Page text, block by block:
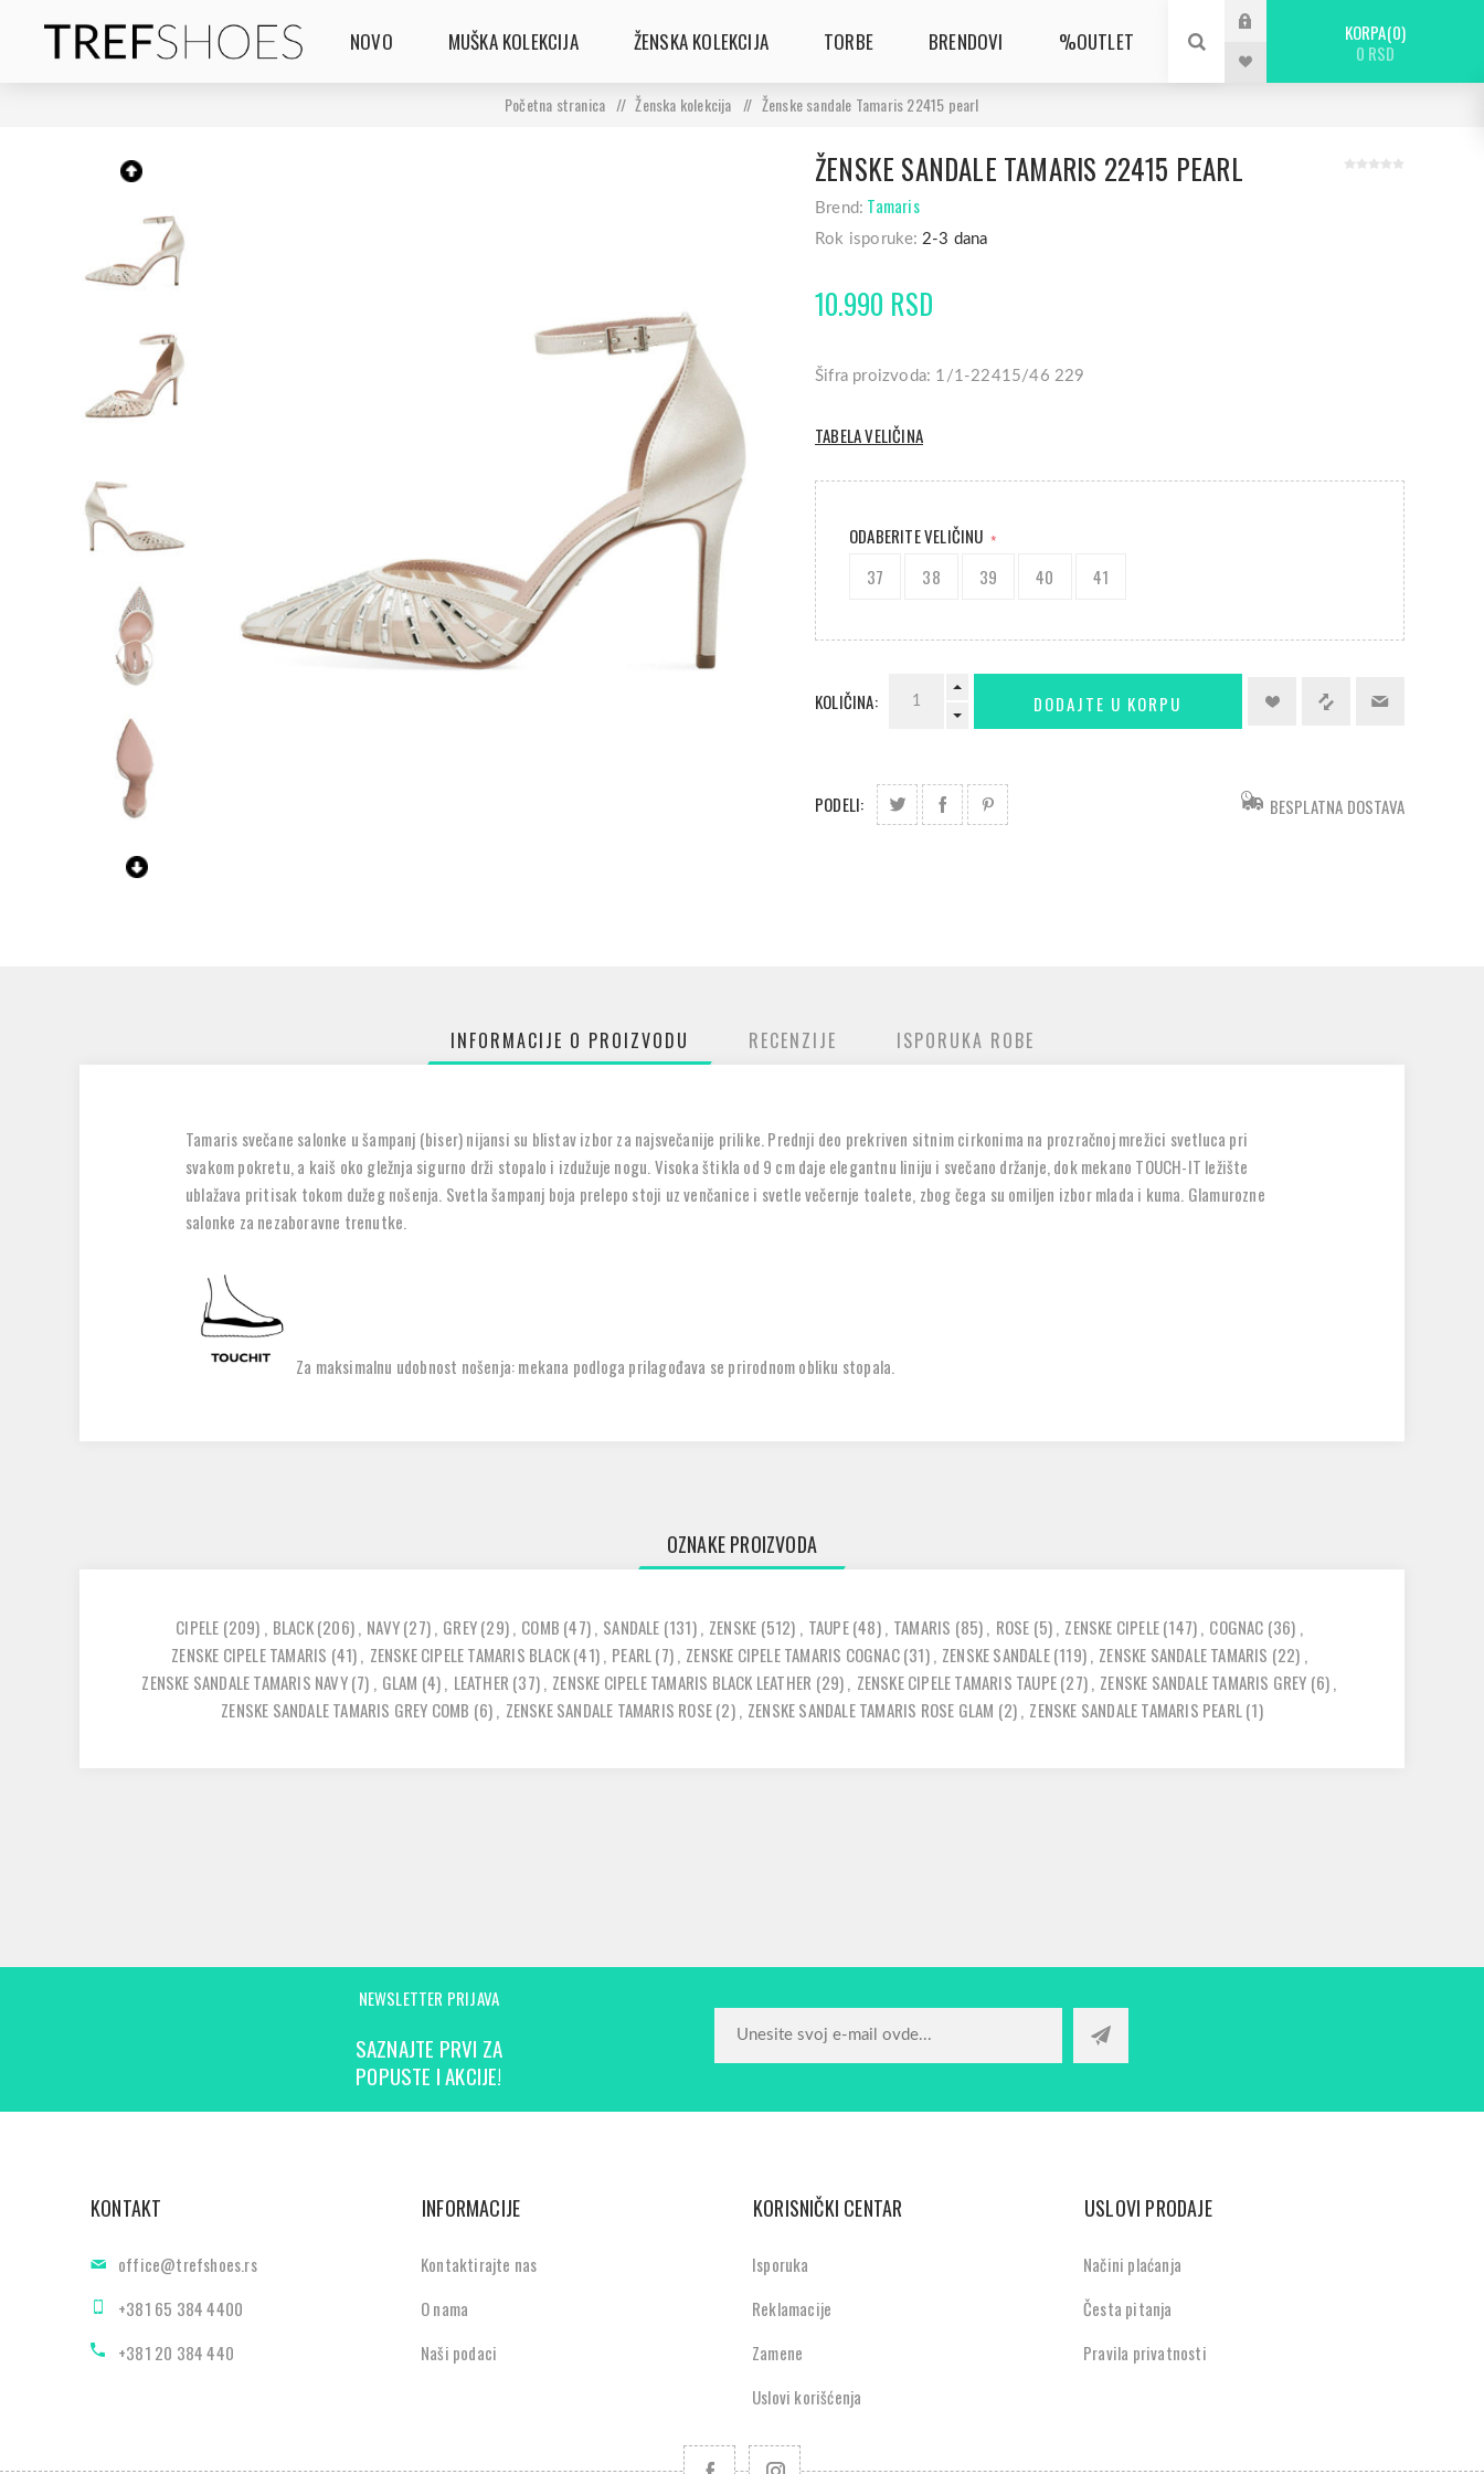
NOVO MUŠKA KOLEKCIJA ŽENSKA KOLEKCIJA TORBE BRENDOVI %OUTLET KORPA 0
0 RSD
Početna stranica / Ženska kolekcija / Ženske sandale Tamaris 22415 pearl
ŽENSKE SANDALE TAMARIS 22415 PEARL
Brend: Tamaris
Rok isporuke: 2-3 dana
10.990 RSD
Šifra proizvoda: 1/1-22415/46 229
TABELA VELIČINA
ODABERITE VELIČINU *
37 38 39 40 41
KOLIČINA:
PODELI: BESPLATNA DOSTAVA
INFORMACIJE O PROIZVODU RECENZIJE ISPORUKA ROBE
Tamaris svečane salonke u šampanj (biser) nijansi su blistav izbor za najsvečanije prilike. Prednji deo prekriven sitnim cirkonima na prozračnoj mrežici svetluca pri
svakom pokretu, a kaiš oko gležnja sigurno drži stopalo i izdužuje nogu. Visoka štikla od 9 cm daje elegantnu liniju i svečano držanje, dok mekano TOUCH-IT ležište
ublažava pritisak tokom dužeg nošenja. Svetla šampanj boja prelepo stoji uz venčanice i svetle večernje toalete, zbog čega su omiljen izbor mlada i kuma. Glamurozne
salonke za nezaboravne trenutke.
Za maksimalnu udobnost nošenja: mekana podloga prilagođava se prirodnom obliku stopala.
OZNAKE PROIZVODA
CIPELE (209) , BLACK(206), NAVY(27), GREY(29), COMB (47), SANDALE (131), ZENSKE (512) , TAUPE(48), TAMARIS (85), ROSE (5), ZENSKE CIPELE(147), COGNAC (36) ,
ZENSKE CIPELE TAMARIS (41), ZENSKE CIPELE TAMARIS BLACK(41), PEARL (7), ZENSKE CIPELE TAMARIS COGNAC(31), ZENSKE SANDALE(119), ZENSKE SANDALE TAMARIS (22) ,
ZENSKE SANDALE TAMARIS NAVY(7) , GLAM (4), LEATHER (37), ZENSKE CIPELE TAMARIS BLACK LEATHER (29), ZENSKE CIPELE TAMARIS TAUPE(27), ZENSKE SANDALE TAMARIS GREY (6),
ZENSKE SANDALE TAMARIS GREY COMB (6), ZENSKE SANDALE TAMARIS ROSE(2), ZENSKE SANDALE TAMARIS ROSE GLAM (2), ZENSKE SANDALE TAMARIS PEARL (1)
NEWSLETTER PRIJAVA
SAZNAJTE PRVI ZA
POPUSTE I AKCIJE!
KONTAKT
office@trefshoes.rs
+381 65 384 4400
+381 20 384 440
INFORMACIJE
Kontaktirajte nas
O nama
Naši podaci
KORISNIČKI CENTAR
Isporuka
Reklamacije
Zamene
Uslovi korišćenja
USLOVI PRODAJE
Načini plaćanja
Česta pitanja
Pravila privatnosti